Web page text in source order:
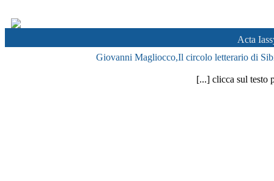
Acta
Giovanni Magliocco,Il circolo letterario di
[...] clicca sul testo